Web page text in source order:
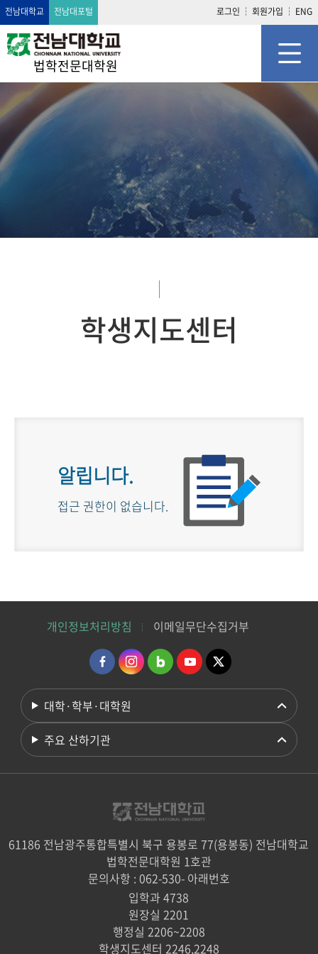
전남대학교 전남대포털 로그인 회원가입 ENG
법학전문대학원
학생지도센터
알립니다.
접근 권한이 없습니다.
개인정보처리방침 이메일무단수집거부
대학·학부·대학원
주요 산하기관
61186 전남광주통합특별시 북구 용봉로 77(용봉동) 전남대학교
법학전문대학원 1호관
문의사항 : 062-530- 아래번호
입학과 4738
원장실 2201
행정실 2206~2208
학생지도센터 2246,2248